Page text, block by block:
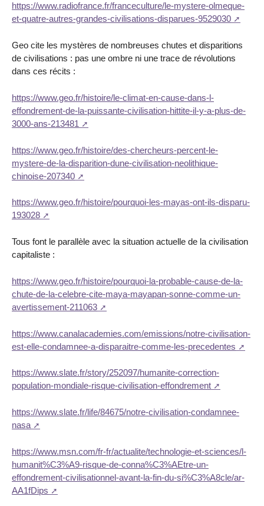
https://www.radiofrance.fr/franceculture/le-mystere-olmeque-
et-quatre-autres-grandes-civilisations-disparues-9529030
Geo cite les mystères de nombreuses chutes et disparitions
de civilisations : pas une ombre ni une trace de révolutions
dans ces récits :
https://www.geo.fr/histoire/le-climat-en-cause-dans-l-
effondrement-de-la-puissante-civilisation-hittite-il-y-a-plus-de-
3000-ans-213481
https://www.geo.fr/histoire/des-chercheurs-percent-le-
mystere-de-la-disparition-dune-civilisation-neolithique-
chinoise-207340
https://www.geo.fr/histoire/pourquoi-les-mayas-ont-ils-disparu-
193028
Tous font le parallèle avec la situation actuelle de la civilisation
capitaliste :
https://www.geo.fr/histoire/pourquoi-la-probable-cause-de-la-
chute-de-la-celebre-cite-maya-mayapan-sonne-comme-un-
avertissement-211063
https://www.canalacademies.com/emissions/notre-civilisation-
est-elle-condamnee-a-disparaitre-comme-les-precedentes
https://www.slate.fr/story/252097/humanite-correction-
population-mondiale-risque-civilisation-effondrement
https://www.slate.fr/life/84675/notre-civilisation-condamnee-
nasa
https://www.msn.com/fr-fr/actualite/technologie-et-sciences/l-
humanit%C3%A9-risque-de-conna%C3%AEtre-un-
effondrement-civilisationnel-avant-la-fin-du-si%C3%A8cle/ar-
AA1fDips